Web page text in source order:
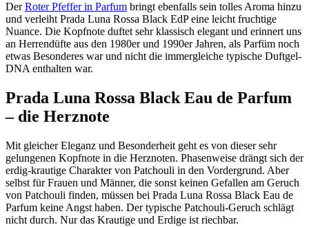
DerRoter Pfeffer in Parfum bringt ebenfalls sein tolles Aroma hinzu
und verleiht Prada Luna Rossa Black EdP eine leicht fruchtige
Nuance. Die Kopfnote duftet sehr klassisch elegant und erinnert uns
an Herrendüfte aus den 1980er und 1990er Jahren, als Parfüm noch
etwas Besonderes war und nicht die immergleiche typische Duftgel-
DNA enthalten war.
Prada Luna Rossa Black Eau de Parfum
– die Herznote
Mit gleicher Eleganz und Besonderheit geht es von dieser sehr
gelungenen Kopfnote in die Herznoten. Phasenweise drängt sich der
erdig-krautige Charakter von Patchouli in den Vordergrund. Aber
selbst für Frauen und Männer, die sonst keinen Gefallen am Geruch
von Patchouli finden, müssen bei Prada Luna Rossa Black Eau de
Parfum keine Angst haben. Der typische Patchouli-Geruch schlägt
nicht durch. Nur das Krautige und Erdige ist riechbar.